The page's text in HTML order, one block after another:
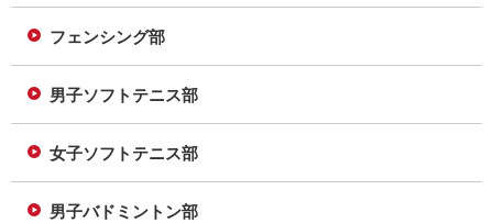
フェンシング部
男子ソフトテニス部
女子ソフトテニス部
男子バドミントン部